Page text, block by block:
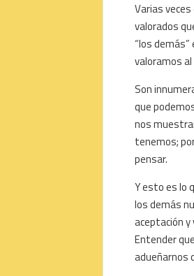
Varias
valorados
“los
valoramos
Son
que
nos
tenemos;
pensar.
Y esto es lo
los demás
aceptación
Entender
adueñarnos